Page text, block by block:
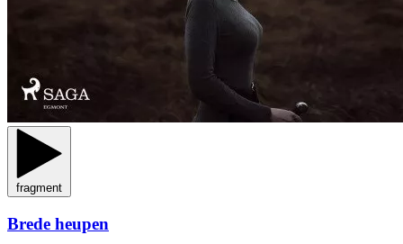
fragment
Brede heupen